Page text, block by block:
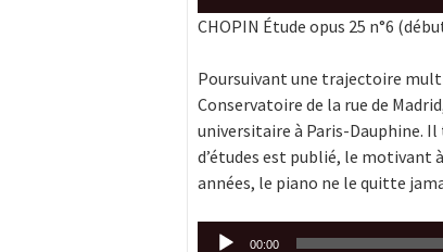
CHOPIN Étude opus 25 n°6
Poursuivant une trajectoire
Conservatoire de la rue de
universitaire à Paris-Dauphine.
d’études est publié, le motivant
années, le piano ne le quitte
Lecteur 00:00